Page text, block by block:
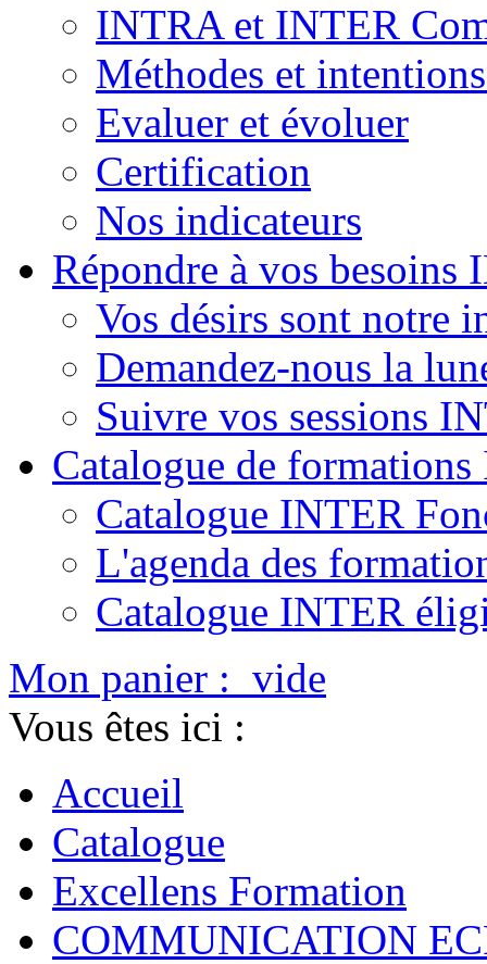
INTRA et INTER
Méthodes et
Evaluer et évoluer
Certification
Nos indicateurs
Répondre à vos besoins
Vos désirs sont notre
Demandez-nous la
Suivre vos sessions
Catalogue de
Catalogue INTER
L'agenda des
Catalogue INTER
Mon panier : vide
Vous êtes ici :
Accueil
Catalogue
Excellens Formation
COMMUNICATION